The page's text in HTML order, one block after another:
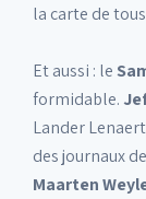
la carte de
Et aussi : le
formidable.
Lander
des journaux
Maarten